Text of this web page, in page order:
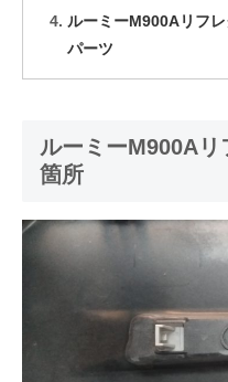
ルーミーM900Aリフ
パーツ
ルーミーM900A
箇所